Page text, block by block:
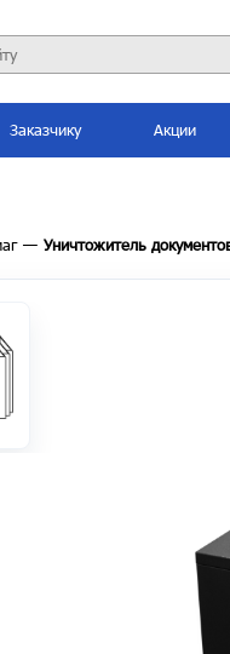
Заказчику Акции
— Уничтожитель